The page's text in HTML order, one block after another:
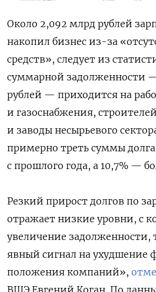
Около 2,092 млрд рублей
накопил бизнес из-за
средств», следует из
суммарной задолженности
рублей — приходится на
и газоснабжения,
и заводы несырьевого
примерно треть суммы
с прошлого года, а 10,7% —
Резкий прирост долгов по
отражает низкие уровни, с
увеличение задолженности,
явный сигнал на ухудшение
положения компаний»,
ВШЭ Евгений Коган. По